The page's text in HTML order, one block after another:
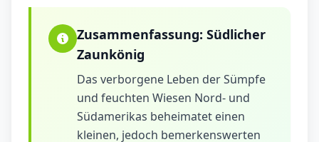
Zusammenfassung: Südlicher
Zaunkönig
Das verborgene Leben der Sümpfe
und feuchten Wiesen Nord- und
Südamerikas beheimatet einen
kleinen, jedoch bemerkenswerten